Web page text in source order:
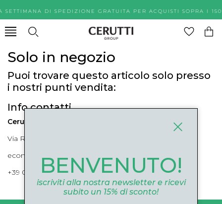
SETTIMANA DI SPEDIZIONE GRATUITA PER ACQUISTI
Solo in negozio
Puoi trovare questo articolo solo presso
i nostri punti vendita:
Info contatti
Cerutti Boutique
Via Roma, 52 Cuneo 12100 Cuneo
ecommerce@ceruttigroup.com
+39 0171694239BENVENUTO!
iscriviti alla nostra newsletter e ricevi
subito un 15% di sconto!